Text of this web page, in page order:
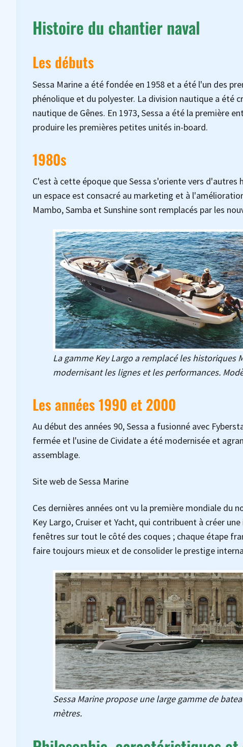
Histoire du chantier naval
Les débuts
Sessa Marine a été fondée en 1958 et a été l'un des
phénolique et du polyester. La division nautique a été
nautique de Gênes. En 1973, Sessa a été la première
produire les premières petites unités in-board.
1980s
C'est à cette époque que Sessa s'oriente vers
un espace est consacré au marketing et à
Mambo, Samba et Sunshine sont remplacés par les
La gamme Key Largo a remplacé les historiques
modernisant les lignes et les performances.
Les années 1990 et 2000
Au début des années 90, Sessa a fusionné avec
fermée et l'usine de Cividate a été modernisée et
assemblage.
Site web de Sessa Marine
Ces dernières années ont vu la première mondiale du
Key Largo, Cruiser et Yacht, qui contribuent à créer
fenêtres sur tout le côté des coques ; chaque étape
faire toujours mieux et de consolider le prestige
Sessa Marine propose une large gamme de
mètres.